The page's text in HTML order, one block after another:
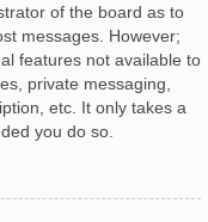
of the board as to
messages. However;
features not available to
private messaging,
etc. It only takes a
you do so.